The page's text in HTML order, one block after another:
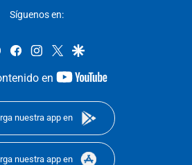
Síguenos en:
whatsappfacebookinstagram
twittergoogle
en
youtube-
nuestra app en
nuestra app en